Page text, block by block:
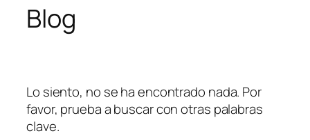
Blog
Lo siento, no se ha encontrado nada. Por
favor, prueba a buscar con otras palabras
clave.